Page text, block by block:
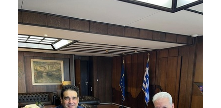
2011
2010
2006
ΔΗΜΟΤΗΣ